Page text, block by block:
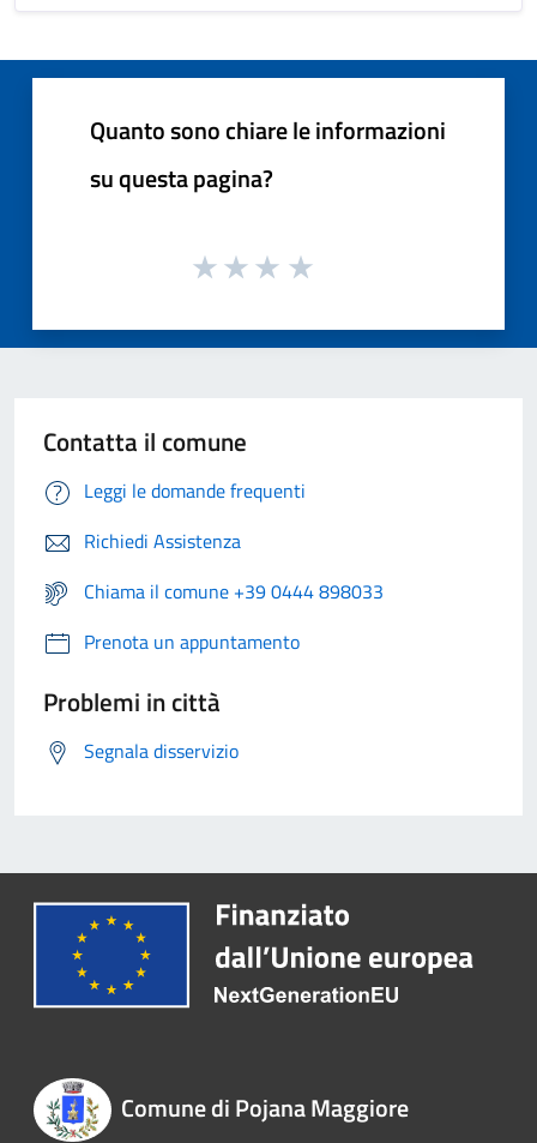
Quanto sono chiare le informazioni
su questa pagina?
Contatta il comune
Leggi le domande frequenti
Richiedi Assistenza
Chiama il comune +39 0444 898033
Prenota un appuntamento
Problemi in città
Segnala disservizio
Comune di Pojana Maggiore